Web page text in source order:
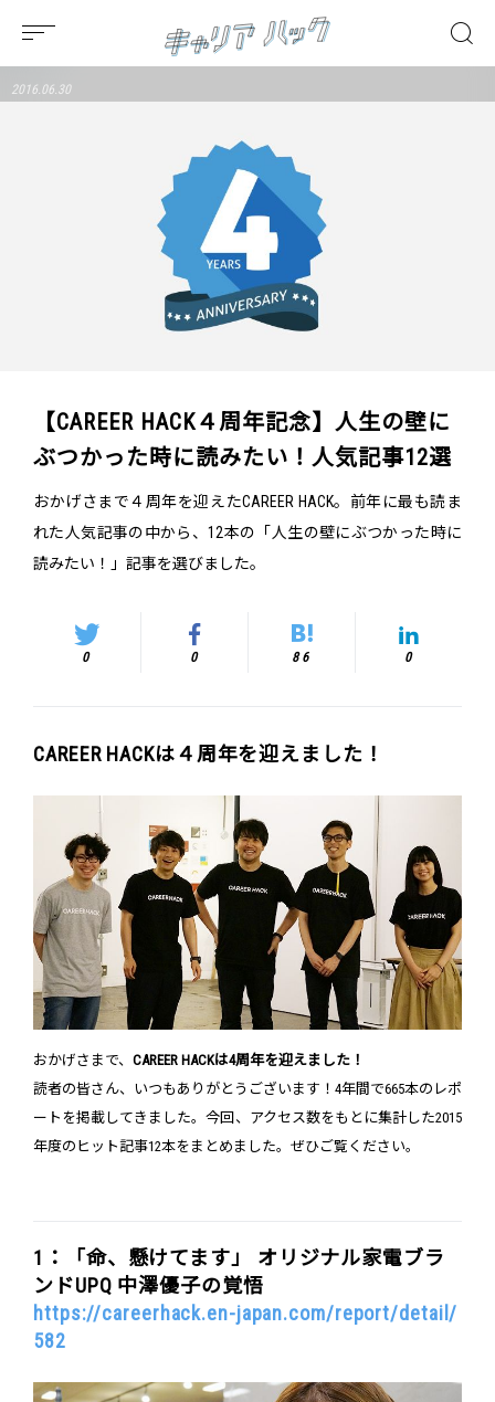
2016.06.30
【CAREER HACK４周年記念】人生の壁に
ぶつかった時に読みたい！人気記事12選
おかげさまで４周年を迎えたCAREER HACK。前年に最も読ま
れた人気記事の中から、12本の「人生の壁にぶつかった時に
読みたい！」記事を選びました。
0 0 86 0
CAREER HACKは４周年を迎えました！
おかげさまで、 CAREER HACKは4周年を迎えました！
読者の皆さん、いつもありがとうございます！4年間で665本のレポ
ートを掲載してきました。今回、アクセス数をもとに集計した2015
年度のヒット記事12本をまとめました。ぜひご覧ください。
1：「命、懸けてます」 オリジナル家電ブラ
ンドUPQ 中澤優子の覚悟
https://careerhack.en-japan.com/report/detail/
582